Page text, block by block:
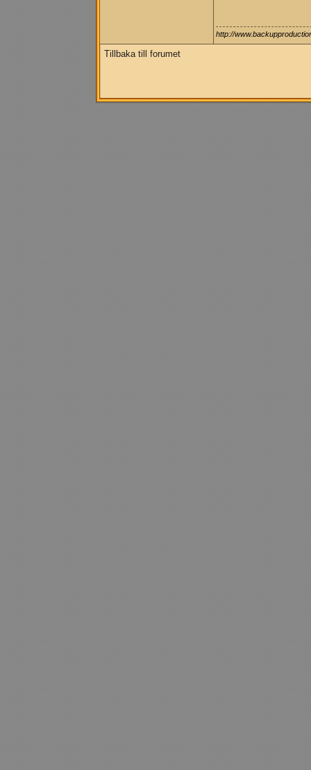
http://
Tillbaka till forumet